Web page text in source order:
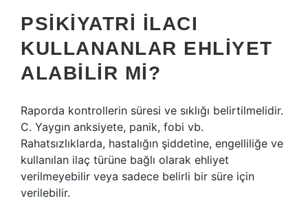
PSIKIYATRI ILACI
KULLANANLAR EHLIYET
ALABILIR MI?
Raporda kontrollerin süresi ve sıklığı belirtilmelidir.
C. Yaygın anksiyete, panik, fobi vb.
Rahatsızlıklarda, hastalığın şiddetine, engelliliğe ve
kullanılan ilaç türüne bağlı olarak ehliyet
verilmeyebilir veya sadece belirli bir süre için
verilebilir.